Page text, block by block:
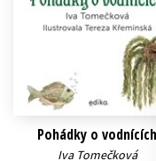
Pohádky o vodnících
Iva Tomečková